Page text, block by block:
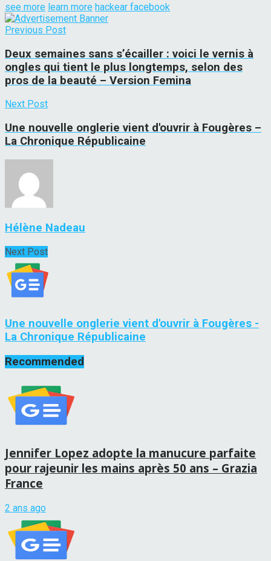
see more learn more hackear facebook
Previous Post
Deux semaines sans s’écailler : voici le vernis à
ongles qui tient le plus longtemps, selon des
pros de la beauté – Version Femina
Next Post
Une nouvelle onglerie vient d'ouvrir à Fougères –
La Chronique Républicaine
Hélène Nadeau
Next Post
Une nouvelle onglerie vient d'ouvrir à Fougères -
La Chronique Républicaine
Recommended
Jennifer Lopez adopte la manucure parfaite
pour rajeunir les mains après 50 ans – Grazia
France
2 ans ago